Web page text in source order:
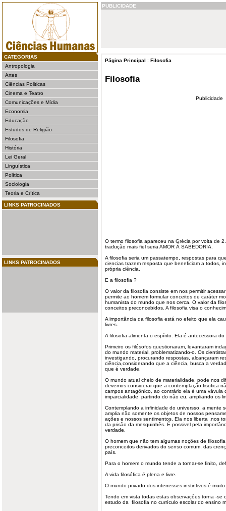
CATEGORIAS
Antropologia
Artes
Ciências Politicas
Cinema e Teatro
Comunicações e Mídia
Economia
Educação
Estudos de Religião
Filosofia
História
Lei Geral
Linguística
Política
Sociologia
Teoria e Crítica
LINKS PATROCINADOS
LINKS PATROCINADOS
PUBLICIDADE
Página Principal : Filosofia
Filosofia
Publicidade
O termo filosofia apareceu na Grécia por volta de
tradução mais fiel seria AMOR Á SABEDORIA.
A filosofia seria um passatempo, respostas para
ciencias trazem resposta que beneficiam a todos,
própria ciência.
E a filosofia ?
O valor da filosofia consiste em nos permitir
permite ao homem formular conceitos de caráter
humanista do mundo que nos cerca. O valor da
conceitos preconcebidos. A filosofia visa o
A importância da filosofia está no efeito que ela
livres.
A filosofia alimenta o espírito. Ela é antecessora
Primeiro os filósofos questionaram, levantaram
do mundo material, problematizando-o. Os
investigando, procurando respostas, alcançaram
ciência,considerando que a ciência, busca a
que é verdade.
O mundo atual cheio de materialidade, pode nos
devemos considerar que a contemplação fisofica
campos antagônico, ao contrário ela é uma vávula
imparcialidade partindo do não eu, ampliando os
Contemplando a infinidade do universso, a mente
amplia não somente os objetos de nossos
ações e nossos sentimentos. Ela nos liberta ,nos
da prisão da mesquinhês. É possivel pela
verdade.
O homem que não tem algumas noçôes de
preconceitos derivados do senso comum, das
país.
Para o homem o mundo tende a tornar-se finito,
A vida filosófica é plena e livre.
O mundo privado dos interresses instintivos é
Tendo em vista todas estas observaçôes torna -se
estudo da filosofia no currículo escolar do ensino